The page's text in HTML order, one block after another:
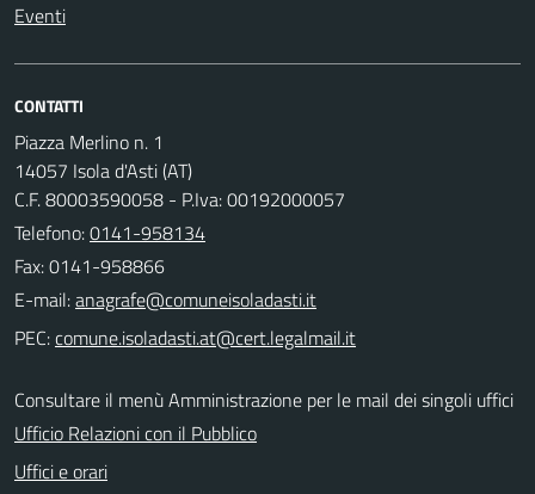
Eventi
CONTATTI
Piazza Merlino n. 1
14057 Isola d'Asti (AT)
C.F. 80003590058 - P.Iva: 00192000057
Telefono:0141-958134
Fax: 0141-958866
E-mail:
PEC:
Consultare il menù Amministrazione per le mail dei singoli uffici
Ufficio Relazioni con il Pubblico
Uffici e orari